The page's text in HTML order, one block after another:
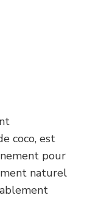
coco, est
pour
naturel